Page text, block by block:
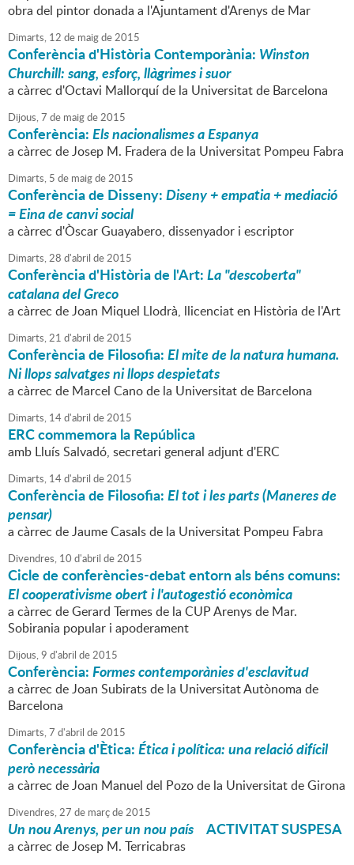
obra del pintor donada a l'Ajuntament d'Arenys de Mar
Dimarts, 12 de maigde2015
Conferència d'Història Contemporània: Winston
Churchill: sang, esforç, llàgrimes i suor
a càrrec d'Octavi Mallorquí de la Universitat de Barcelona
Dijous,7 de maigde2015
Conferència:Els nacionalismes a Espanya
a càrrec de Josep M. Fradera de la Universitat Pompeu Fabra
Dimarts, 5 de maigde2015
Conferència de Disseny:Diseny + empatia + mediació
= Eina de canvi social
a càrrec d'Òscar Guayabero, dissenyador i escriptor
Dimarts,28 d'abril de2015
Conferència d'Història de l'Art:La "descoberta"
catalana del Greco
a càrrec de Joan Miquel Llodrà, llicenciat en Història de l'Art
Dimarts,21 d'abril de2015
Conferència de Filosofia:El mite de la natura humana.
Ni llops salvatges ni llops despietats
a càrrec de Marcel Cano de la Universitat de Barcelona
Dimarts, 14d'abril de2015
ERC commemora la República
amb Lluís Salvadó, secretari general adjunt d'ERC
Dimarts, 14d'abril de2015
Conferència de Filosofia:El tot i les parts (Maneres de
pensar)
a càrrec de Jaume Casals de la Universitat Pompeu Fabra
Divendres, 10 d'abril de2015
Cicle de conferències-debat entorn als béns comuns:
El cooperativisme obert i l'autogestió econòmica
a càrrec de Gerard Termes de la CUP Arenys de Mar.
Sobirania popular i apoderament
Dijous,9 d'abril de2015
Conferència:Formes contemporànies d'esclavitud
a càrrec de Joan Subirats de la Universitat Autònoma de
Barcelona
Dimarts,7 d'abril de2015
Conferència d'Ètica:Ética i política: una relació difícil
però necessària
a càrrec de Joan Manuel del Pozo de la Universitat de Girona
Divendres,27 de marçde2015
Un nou Arenys, per un nou país ACTIVITAT SUSPESA
a càrrec de Josep M. Terricabras